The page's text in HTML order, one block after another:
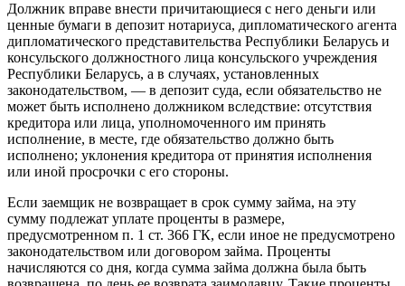
Должник вправе внести причитающиеся с него деньги или
ценные бумаги в депозит нотариуса, дипломатического агента
дипломатического представительства Республики Беларусь и
консульского должностного лица консульского учреждения
Республики Беларусь, а в случаях, установленных
законодательством, — в депозит суда, если обязательство не
может быть исполнено должником вследствие: отсутствия
кредитора или лица, уполномоченного им принять
исполнение, в месте, где обязательство должно быть
исполнено; уклонения кредитора от принятия исполнения
или иной просрочки с его стороны.
Если заемщик не возвращает в срок сумму займа, на эту
сумму подлежат уплате проценты в размере,
предусмотренном п. 1 ст. 366 ГК, если иное не предусмотрено
законодательством или договором займа. Проценты
начисляются со дня, когда сумма займа должна была быть